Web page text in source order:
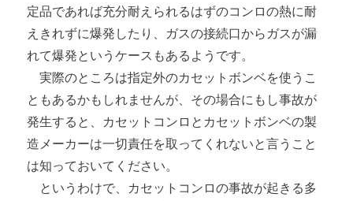
定品であれば充分耐えられるはずのコンロの熱に耐
えきれずに爆発したり、ガスの接続口からガスが漏
れて爆発というケースもあるようです。
実際のところは指定外のカセットボンベを使うこ
ともあるかもしれませんが、その場合にもし事故が
発生すると、カセットコンロとカセットボンベの製
造メーカーは一切責任を取ってくれないと言うこと
は知っておいてください。
というわけで、カセットコンロの事故が起きる多